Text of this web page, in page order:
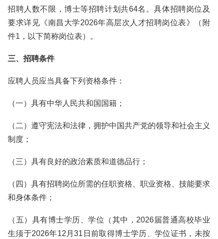
招聘人数不限，博士等招聘计划共64名。具体招聘岗位及
要求详见《南昌大学2026年高层次人才招聘岗位表》（附
件1，以下简称岗位表）。
三、招聘条件
应聘人员应当具备下列资格条件：
（一）具有中华人民共和国国籍；
（二）遵守宪法和法律，拥护中国共产党的领导和社会主义
制度；
（三）具有良好的政治素质和道德品行；
（四）具有招聘岗位所需的任职资格、职业资格、技能要求
和身体条件；
（五）具有博士学历、学位（其中，2026届普通高校毕业
生须于2026年12月31日前取得博士学历、学位证书，未按